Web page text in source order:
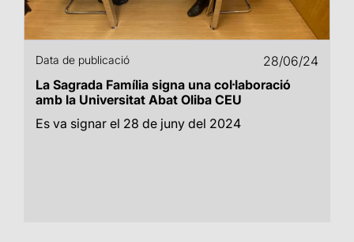
Data de publicació
28/06/24
La Sagrada Família signa una col·laboració
amb la Universitat Abat Oliba CEU
Es va signar el 28 de juny del 2024